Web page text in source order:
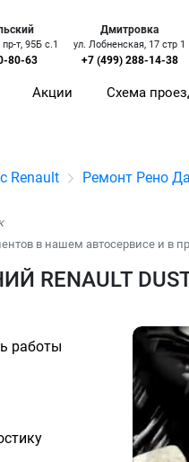
т, 95Б с.1
80-63
Дмитровка
ул. Лобненская, 17 стр 1
+7 (499) 288-14-38
Акции Схема
Renault Ремонт Рено
в нашем автосервисе и в
RENAULT
работы